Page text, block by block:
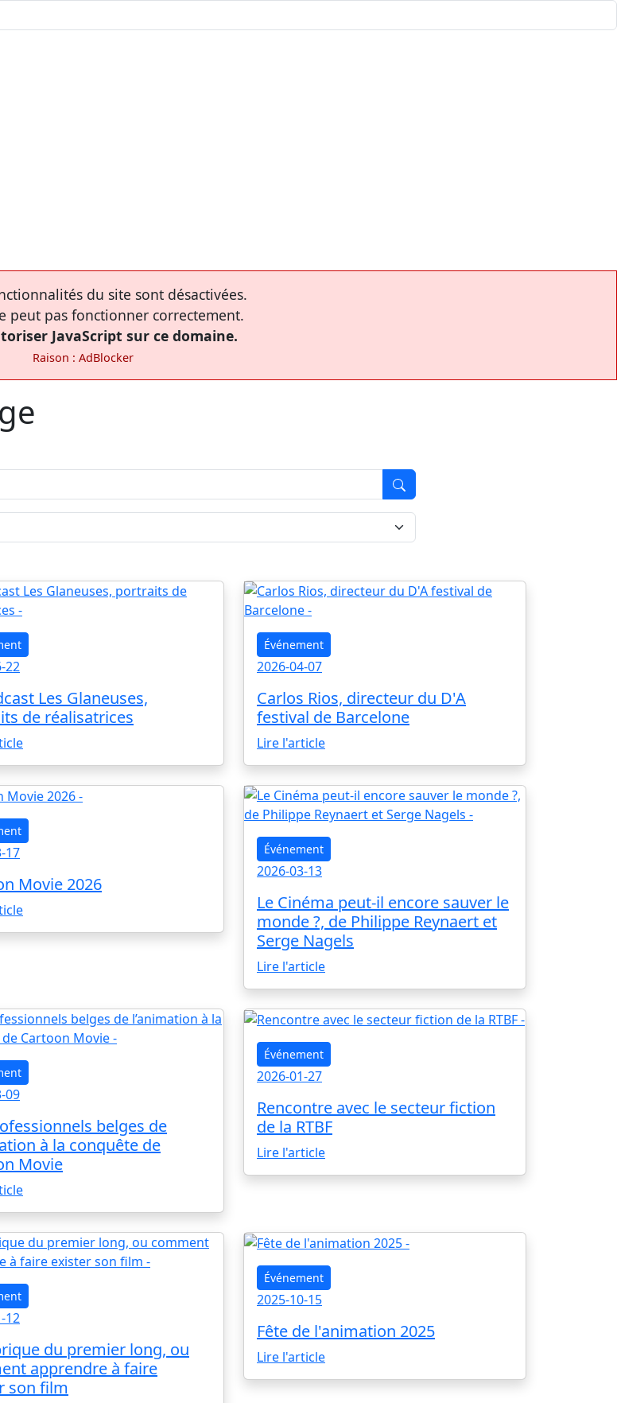
du site sont désactivées.
peut pas fonctionner correctement.
JavaScript sur ce domaine.
Raison : AdBlocker
22
Les Glaneuses,
de réalisatrices
Événement
2026-04-07
Carlos Rios, directeur du D'A
festival de Barcelone
Lire l'article
17
Movie 2026
Événement
2026-03-13
Le Cinéma peut-il encore sauver le
monde ?, de Philippe Reynaert et
Serge Nagels
Lire l'article
09
belges de
à la conquête de
Movie
Événement
2026-01-27
Rencontre avec le secteur fiction
de la RTBF
Lire l'article
12
du premier long, ou
apprendre à faire
son film
Événement
2025-10-15
Fête de l'animation 2025
Lire l'article